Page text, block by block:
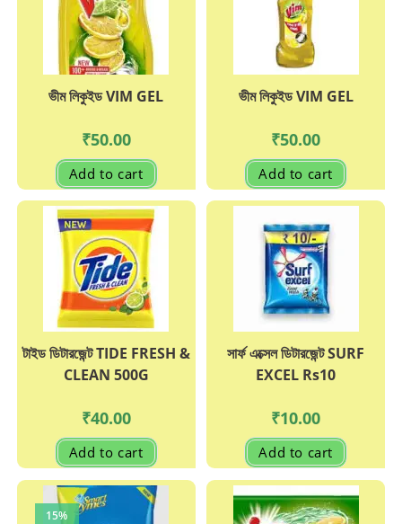
ভীম লিকুইড VIM GEL
₹50.00
Add to cart
ভীম লিকুইড VIM GEL
₹50.00
Add to cart
টাইড ডিটারজেন্ট TIDE FRESH &
CLEAN 500G
₹40.00
Add to cart
সার্ফ এক্সেল ডিটারজেন্ট SURF
EXCEL Rs10
₹10.00
Add to cart
15%